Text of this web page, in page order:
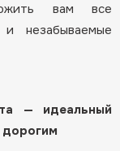
вам все
незабываемые
— идеальный
дорогим